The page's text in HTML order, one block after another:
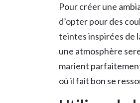
Pour créer une
d’opter pour des
teintes inspirées de
une atmosphère
marient
où il fait bon se